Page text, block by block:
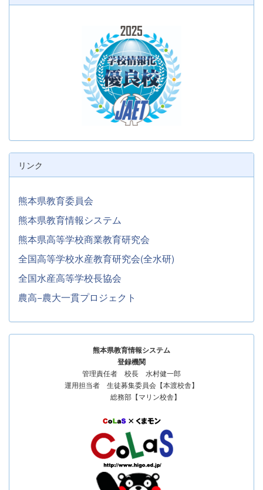
リンク
熊本県教育委員会
熊本県教育情報システム
熊本県高等学校商業教育研究会
全国高等学校水産教育研究会(全水研)
全国水産高等学校長協会
農高−農大一貫プロジェクト
熊本県教育情報システム
登録機関
管理責任者 校長 水村健一郎
運用担当者 生徒募集委員会【本渡校舎】
総務部【マリン校舎】